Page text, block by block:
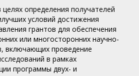
определения получателей
условий достижения
грантов для обеспечения
или многосторонних научно-
включающих проведение
в рамках
программы двух- и